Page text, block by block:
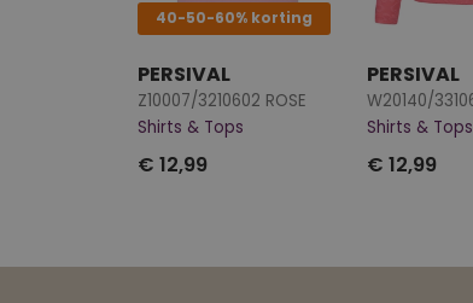
40-50-60% korting
PERSIVAL
Z10007/3210602 ROSE
Shirts & Tops
€ 12,99
PERSIVAL
Shirts & Tops
€ 12,99